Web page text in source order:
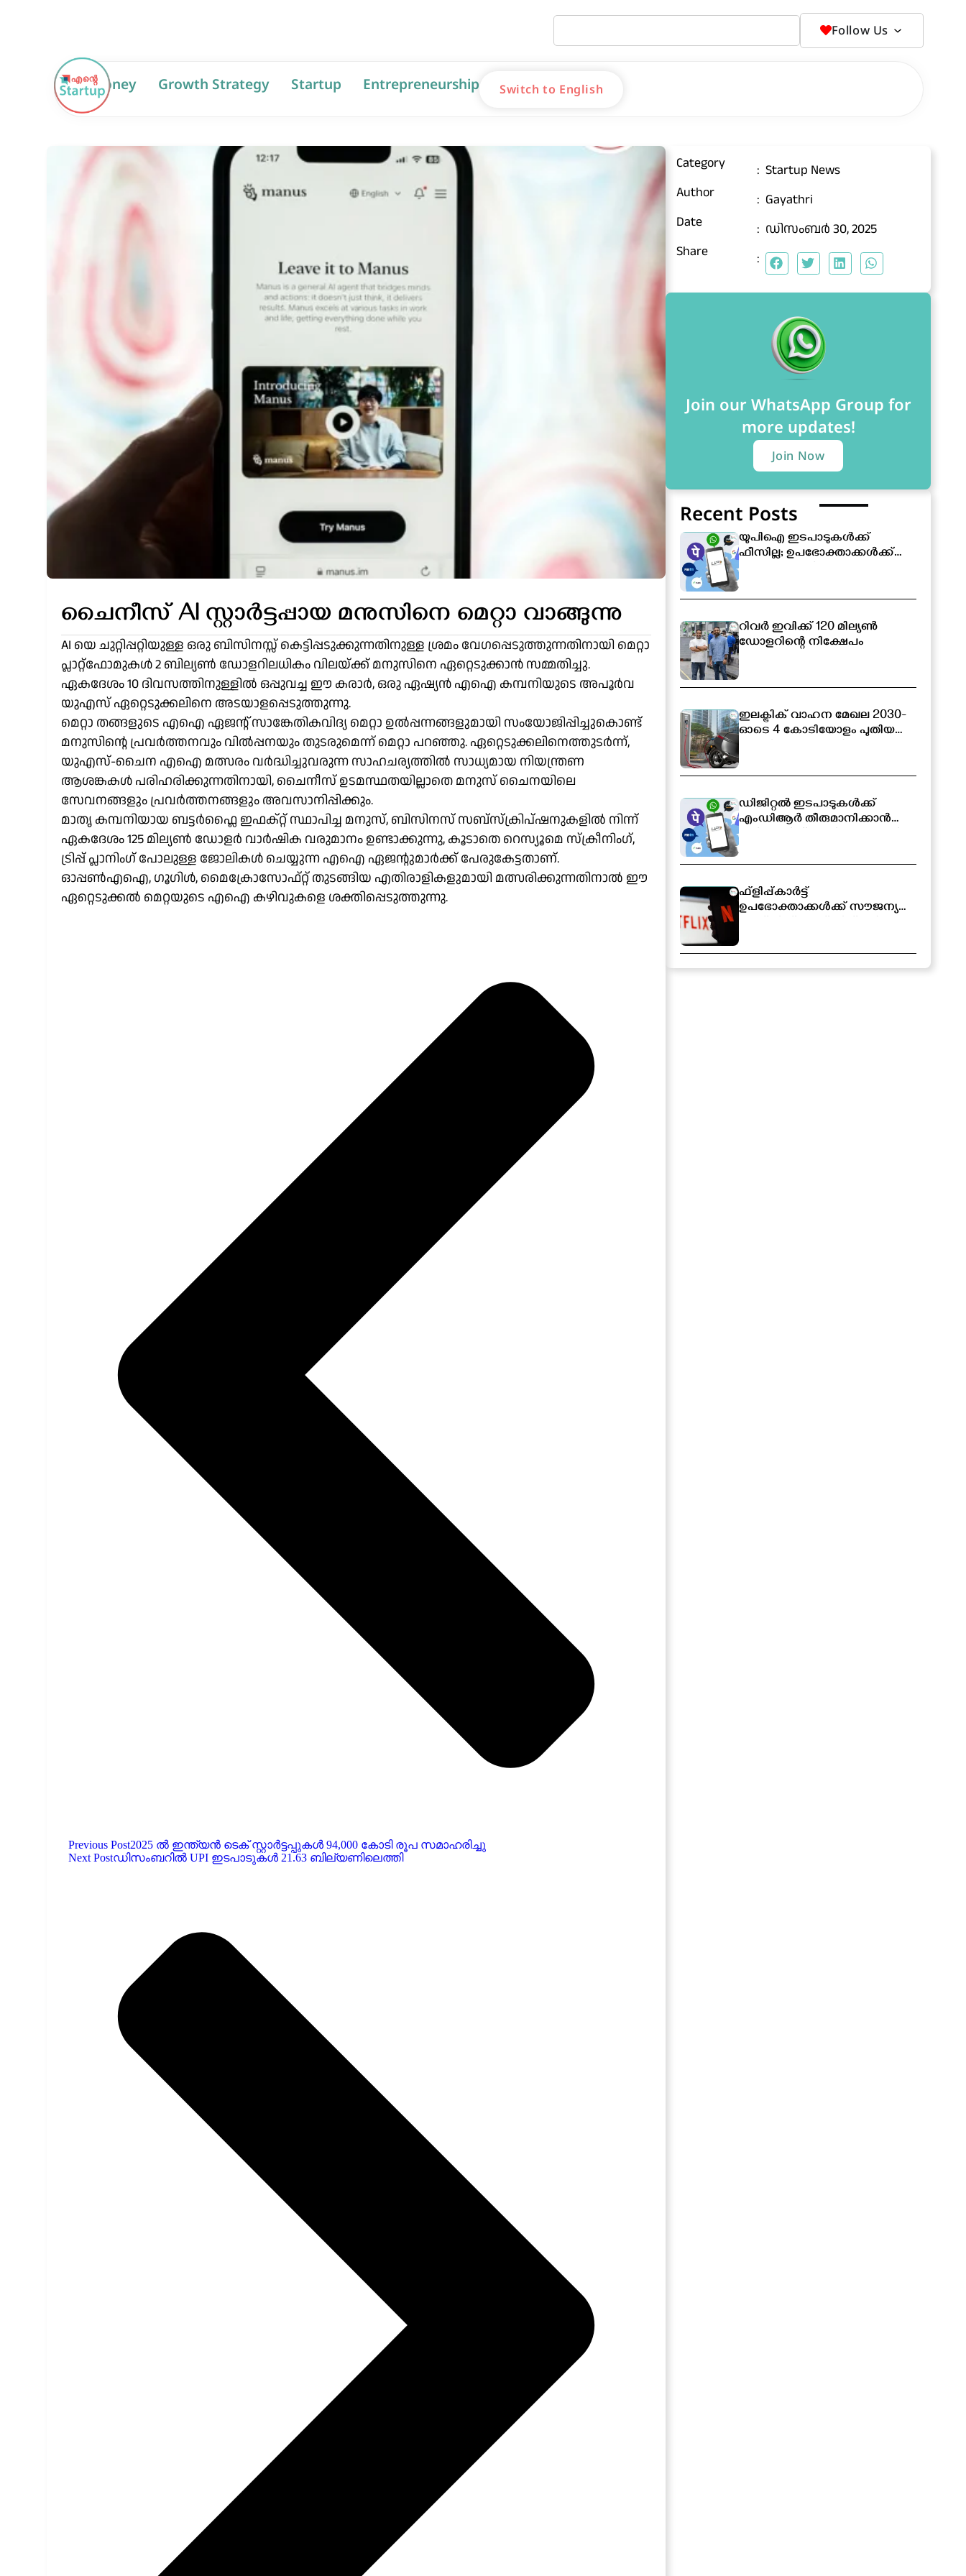
Follow Us
AI Money Growth Strategy Startup Entrepreneurship Switch to English
ചൈനീസ് AI സ്റ്റാർട്ടപ്പായ മനുസിനെ മെറ്റാ വാങ്ങുന്നു
AI യെ ചുറ്റിപ്പറ്റിയുള്ള ഒരു ബിസിനസ്സ് കെട്ടിപ്പടുക്കുന്നതിനുള്ള ശ്രമം വേഗപ്പെടുത്തുന്നതിനായി മെറ്റാ
പ്ലാറ്റ്‌ഫോമുകൾ 2 ബില്യൺ ഡോളറിലധികം വിലയ്ക്ക് മനുസിനെ ഏറ്റെടുക്കാൻ സമ്മതിച്ചു.
ഏകദേശം 10 ദിവസത്തിനുള്ളിൽ ഒപ്പുവച്ച ഈ കരാർ, ഒരു ഏഷ്യൻ എഐ കമ്പനിയുടെ അപൂർവ
യുഎസ് ഏറ്റെടുക്കലിനെ അടയാളപ്പെടുത്തുന്നു.
മെറ്റാ തങ്ങളുടെ എഐ ഏജന്റ് സാങ്കേതികവിദ്യ മെറ്റാ ഉൽപ്പന്നങ്ങളുമായി സംയോജിപ്പിച്ചുകൊണ്ട്
മനുസിന്റെ പ്രവർത്തനവും വിൽപ്പനയും തുടരുമെന്ന് മെറ്റാ പറഞ്ഞു. ഏറ്റെടുക്കലിനെത്തുടർന്ന്,
യുഎസ്-ചൈന എഐ മത്സരം വർദ്ധിച്ചുവരുന്ന സാഹചര്യത്തിൽ സാധ്യമായ നിയന്ത്രണ
ആശങ്കകൾ പരിഹരിക്കുന്നതിനായി, ചൈനീസ് ഉടമസ്ഥതയില്ലാതെ മനുസ് ചൈനയിലെ
സേവനങ്ങളും പ്രവർത്തനങ്ങളും അവസാനിപ്പിക്കും.
മാതൃ കമ്പനിയായ ബട്ടർഫ്ലൈ ഇഫക്റ്റ് സ്ഥാപിച്ച മനുസ്, ബിസിനസ് സബ്‌സ്‌ക്രിപ്‌ഷനുകളിൽ നിന്ന്
ഏകദേശം 125 മില്യൺ ഡോളർ വാർഷിക വരുമാനം ഉണ്ടാക്കുന്നു, കൂടാതെ റെസ്യൂമെ സ്‌ക്രീനിംഗ്,
ട്രിപ്പ് പ്ലാനിംഗ് പോലുള്ള ജോലികൾ ചെയ്യുന്ന എഐ ഏജന്റുമാർക്ക് പേരുകേട്ടതാണ്.
ഓപ്പൺഎഐ, ഗൂഗിൾ, മൈക്രോസോഫ്റ്റ് തുടങ്ങിയ എതിരാളികളുമായി മത്സരിക്കുന്നതിനാൽ ഈ
ഏറ്റെടുക്കൽ മെറ്റയുടെ എഐ കഴിവുകളെ ശക്തിപ്പെടുത്തുന്നു.
Previous Post2025 ൽ ഇന്ത്യൻ ടെക് സ്റ്റാർട്ടപ്പുകൾ 94,000 കോടി രൂപ സമാഹരിച്ചു
Next Postഡിസംബറിൽ UPI ഇടപാടുകൾ 21.63 ബില്യണിലെത്തി
Category : Startup News
Author
: Gayathri
Date
: ഡിസംബർ 30, 2025
Share
:
Join our WhatsApp Group for
more updates!
Join Now
Recent Posts
യുപിഐ ഇടപാടുകൾക്ക്
ഫീസില്ല; ഉപഭോക്താക്കൾക്ക്
റിവർ ഇവിക്ക് 120 മില്യൺ
ഡോളറിന്റെ നിക്ഷേപം
ഇലക്ട്രിക് വാഹന മേഖല 2030-
ഓടെ 4 കോടിയോളം പുതിയ
ഡിജിറ്റൽ ഇടപാടുകൾക്ക്
എംഡിആർ തീരുമാനിക്കാൻ
ഫ്ളിപ്പ്കാർട്ട്
ഉപഭോക്താക്കൾക്ക് സൗജന്യ